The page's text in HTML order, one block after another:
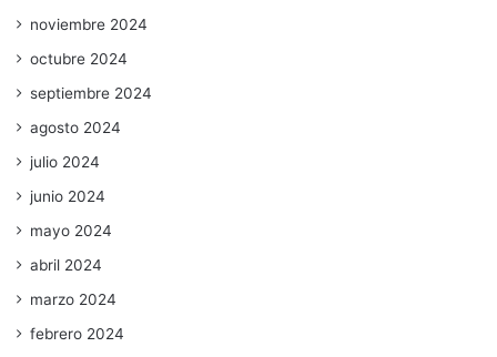
noviembre 2024
octubre 2024
septiembre 2024
agosto 2024
julio 2024
junio 2024
mayo 2024
abril 2024
marzo 2024
febrero 2024